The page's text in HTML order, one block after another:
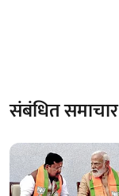
संबंधित समाचार